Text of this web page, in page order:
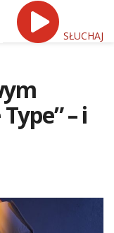
SŁUCHAJ
– i